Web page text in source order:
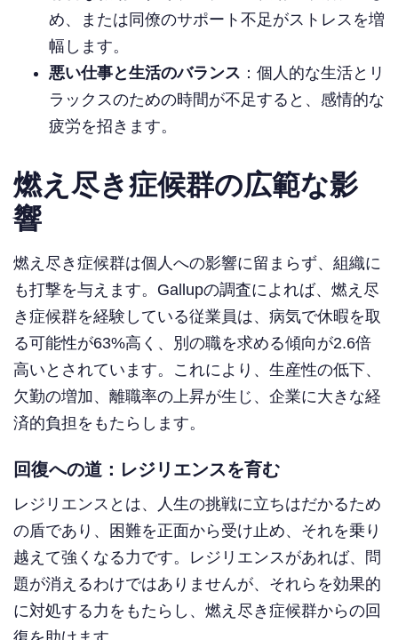
め、または同僚のサポート不足がストレスを増
幅します。
悪い仕事と生活のバランス ：個人的な生活とリ
ラックスのための時間が不足すると、感情的な
疲労を招きます。
燃え尽き症候群の広範な影
響
燃え尽き症候群は個人への影響に留まらず、組織に
も打撃を与えます。Gallupの調査によれば、燃え尽
き症候群を経験している従業員は、病気で休暇を取
る可能性が63%高く、別の職を求める傾向が2.6倍
高いとされています。これにより、生産性の低下、
欠勤の増加、離職率の上昇が生じ、企業に大きな経
済的負担をもたらします。
回復への道：レジリエンスを育む
レジリエンスとは、人生の挑戦に立ちはだかるため
の盾であり、困難を正面から受け止め、それを乗り
越えて強くなる力です。レジリエンスがあれば、問
題が消えるわけではありませんが、それらを効果的
に対処する力をもたらし、燃え尽き症候群からの回